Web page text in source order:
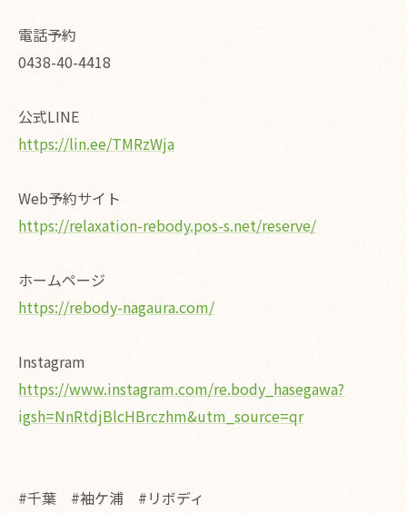
電話予約
0438-40-4418
公式LINE
https://lin.ee/TMRzWja
Web予約サイト
https://relaxation-rebody.pos-s.net/reserve/
ホームページ
https://rebody-nagaura.com/
Instagram
https://www.instagram.com/re.body_hasegawa?
igsh=NnRtdjBlcHBrczhm&utm_source=qr
#千葉 #袖ケ浦 #リボディ